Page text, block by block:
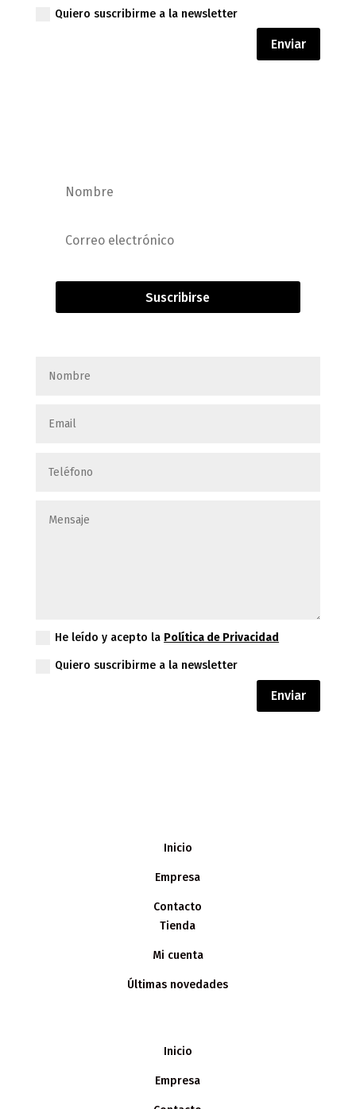
Quiero suscribirme a la newsletter
Enviar
Suscribirse
He leído y acepto la Política de Privacidad
Quiero suscribirme a la newsletter
Enviar
Inicio
Empresa
Contacto
Tienda
Mi cuenta
Últimas novedades
Inicio
Empresa